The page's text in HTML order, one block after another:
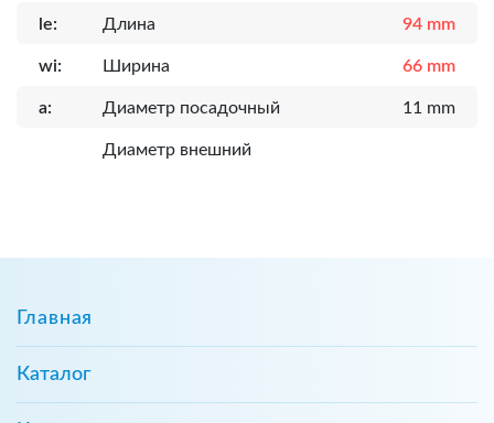
le: Длина 94 mm
wi: Ширина 66 mm
a: Диаметр посадочный 11 mm
Диаметр внешний
Главная
Каталог